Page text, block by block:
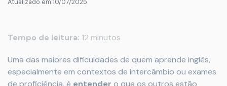
Atualizado em 10/07/2025
Tempo de leitura: 12 minutos
Uma das maiores dificuldades de quem aprende inglês,
especialmente em contextos de intercâmbio ou exames
de proficiência, é entender o que os outros estão